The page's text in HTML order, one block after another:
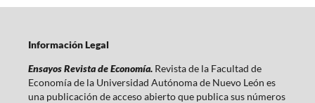
Información Legal
Ensayos Revista de Economía. Revista de la Facultad de
Economía de la Universidad Autónoma de Nuevo León es
una publicación de acceso abierto que publica sus números